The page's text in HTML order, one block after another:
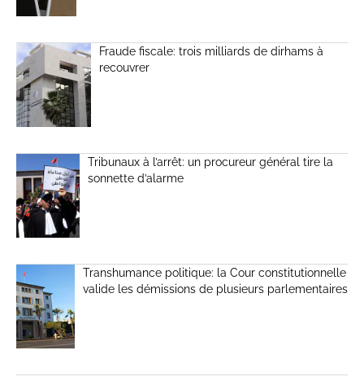
Fraude fiscale: trois milliards de dirhams à
recouvrer
Tribunaux à l’arrêt: un procureur général tire la
sonnette d’alarme
Transhumance politique: la Cour constitutionnelle
valide les démissions de plusieurs parlementaires